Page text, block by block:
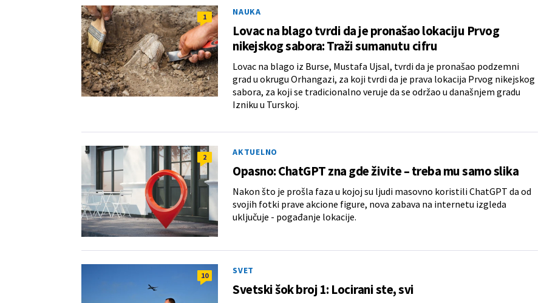
1 NAUKA
Lovac na blago tvrdi da je pronašao lokaciju Prvog
nikejskog sabora: Traži sumanutu cifru
Lovac na blago iz Burse, Mustafa Ujsal, tvrdi da je pronašao podzemni
grad u okrugu Orhangazi, za koji tvrdi da je prava lokacija Prvog nikejskog
sabora, za koji se tradicionalno veruje da se održao u današnjem gradu
Izniku u Turskoj.
2 AKTUELNO
Opasno: ChatGPT zna gde živite – treba mu samo slika
Nakon što je prošla faza u kojoj su ljudi masovno koristili ChatGPT da od
svojih fotki prave akcione figure, nova zabava na internetu izgleda
uključuje - pogađanje lokacije.
10 SVET
Svetski šok broj 1: Locirani ste, svi